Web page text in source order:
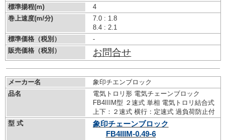
標準揚程(m)
4
巻上速度(m/分)
7.0 : 1.8
8.4 : 2.1
標準価格（税別）
-
販売価格（税別）
お問合せ
メーカー名
象印チエンブロック
品名
電気トロリ形 電気チェーンブロック
FB4IIIM型 ２速式 単相 電気トロリ結合式
上下：２速式 横行：定速式 過負荷防止付
型 式
象印チェーンブロック
FB4IIIM-0.49-6